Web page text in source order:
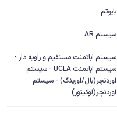
بایوتم
سیستم AR
سیستم اباتمنت مستقیم و زاویه دار -
سیستم اباتمنت UCLA - سیستم
اوردنچر(بال/اورینگ) - سیستم
اوردنچر(لوکیتور)